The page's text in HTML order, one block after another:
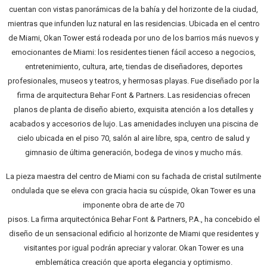
cuentan con vistas panorámicas de la bahía y del horizonte de la ciudad,
mientras que infunden luz natural en las residencias. Ubicada en el centro
de Miami, Okan Tower está rodeada por uno de los barrios más nuevos y
emocionantes de Miami: los residentes tienen fácil acceso a negocios,
entretenimiento, cultura, arte, tiendas de diseñadores, deportes
profesionales, museos y teatros, y hermosas playas. Fue diseñado por la
firma de arquitectura Behar Font & Partners. Las residencias ofrecen
planos de planta de diseño abierto, exquisita atención a los detalles y
acabados y accesorios de lujo. Las amenidades incluyen una piscina de
cielo ubicada en el piso 70, salón al aire libre, spa, centro de salud y
gimnasio de última generación, bodega de vinos y mucho más.
La pieza maestra del centro de Miami con su fachada de cristal sutilmente
ondulada que se eleva con gracia hacia su cúspide, Okan Tower es una
imponente obra de arte de 70
pisos. La firma arquitectónica Behar Font & Partners, P.A., ha concebido el
diseño de un sensacional edificio al horizonte de Miami que residentes y
visitantes por igual podrán apreciar y valorar. Okan Tower es una
emblemática creación que aporta elegancia y optimismo.